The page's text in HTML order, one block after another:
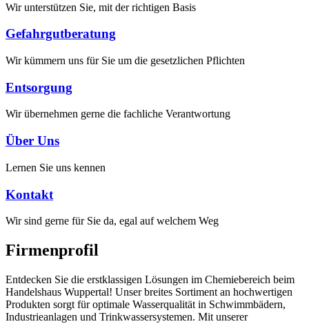
Wir unterstützen Sie, mit der richtigen Basis
Gefahrgut­beratung
Wir kümmern uns für Sie um die gesetzlichen Pflichten
Entsorgung
Wir übernehmen gerne die fachliche Verantwortung
Über Uns
Lernen Sie uns kennen
Kontakt
Wir sind gerne für Sie da, egal auf welchem Weg
Firmenprofil
Entdecken Sie die erstklassigen Lösungen im Chemiebereich beim
Handelshaus Wuppertal! Unser breites Sortiment an hochwertigen
Produkten sorgt für optimale Wasserqualität in Schwimmbädern,
Industrieanlagen und Trinkwassersystemen. Mit unserer